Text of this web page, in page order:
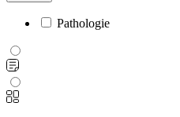
Pathologie